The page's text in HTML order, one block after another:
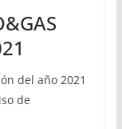
del año 2021
de